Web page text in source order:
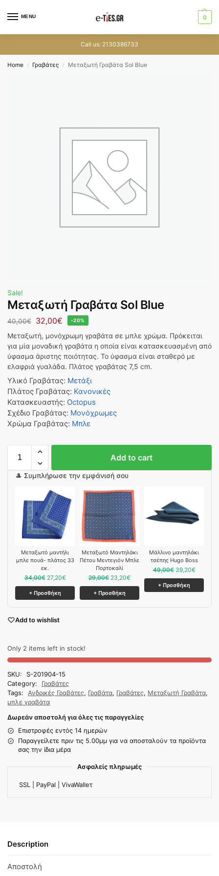
MENU 0
Call us: 2130386733
Home / Γραβάτες / Μεταξωτή Γραβάτα Sol Blue
Sale!
Μεταξωτή Γραβάτα Sol Blue
40,00€ 32,00€ -20%
Μεταξωτή, μονόχρωμη γραβάτα σε μπλε χρώμα. Πρόκειται
για μία μοναδική γραβάτα η οποία είναι κατασκευασμένη από
ύφασμα άριστης ποιότητας. Το ύφασμα είναι σταθερό με
ελαφριά γυαλάδα. Πλάτος γραβάτας 7,5 cm.
Υλικό Γραβάτας: Μετάξι
Πλάτος Γραβάτας: Κανονικές
Κατασκευαστής: Octopus
Σχέδιο Γραβάτας: Μονόχρωμες
Χρώμα Γραβάτας: Μπλε
Add to cart
🎩 Συμπλήρωσε την εμφάνισή σου
Mεταξωτό μαντήλι
μπλε πουά- πλάτος 33
εκ.
34,00€ 27,20€
+ Προσθήκη
Μεταξωτό Μαντηλάκι
Πέτου Μεντεγιόν Μπλε
Πορτοκαλί
29,00€ 23,20€
+ Προσθήκη
Μάλλινο μαντηλάκι
τσέπης Hugo Boss
49,00€ 39,20€
+ Προσθήκη
Add to wishlist
Only 2 items left in stock!
SKU:
S-201904-15
Category:
Γραβάτες
Tags:
Ανδρικές Γραβάτες, Γραβάτα, Γραβάτες, Μεταξωτή Γραβάτα,
μπλε γραβάτα
Δωρεάν αποστολή για όλες τις παραγγελίες
Επιστροφές εντός 14 ημερών
Παραγγείλετε πριν τις 5.00μμ για να αποσταλούν τα προϊόντα
σας την ίδια μέρα
Ασφαλείς πληρωμές
SSL | PayPal | VivaWalleτ
Description
Αποστολή